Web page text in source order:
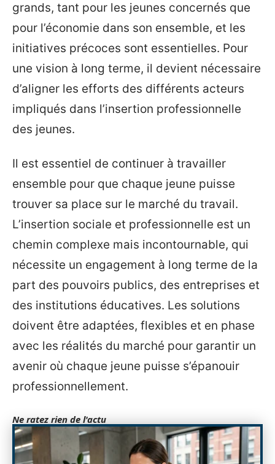
grands, tant pour les jeunes concernés que
pour l’économie dans son ensemble, et les
initiatives précoces sont essentielles. Pour
une vision à long terme, il devient nécessaire
d’aligner les efforts des différents acteurs
impliqués dans l’insertion professionnelle
des jeunes.
Il est essentiel de continuer à travailler
ensemble pour que chaque jeune puisse
trouver sa place sur le marché du travail.
L’insertion sociale et professionnelle est un
chemin complexe mais incontournable, qui
nécessite un engagement à long terme de la
part des pouvoirs publics, des entreprises et
des institutions éducatives. Les solutions
doivent être adaptées, flexibles et en phase
avec les réalités du marché pour garantir un
avenir où chaque jeune puisse s’épanouir
professionnellement.
Ne ratez rien de l'actu